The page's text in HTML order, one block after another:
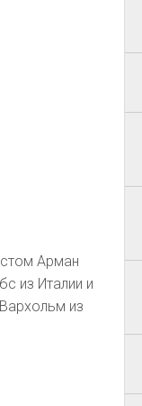
Арман
из Италии и
из